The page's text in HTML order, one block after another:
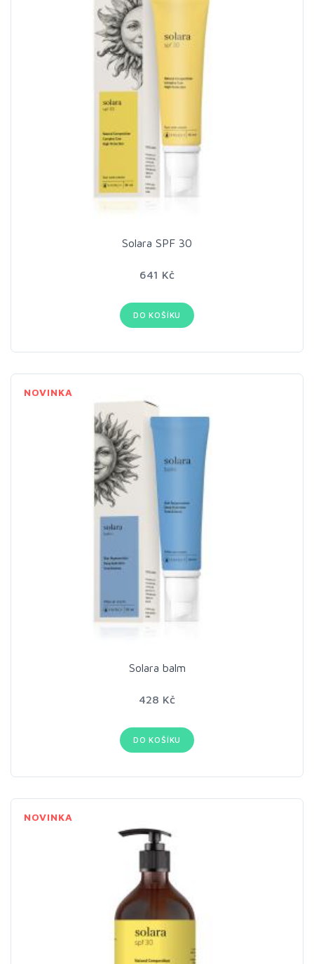
Solara SPF 30
641 Kč
DO KOŠÍKU
NOVINKA
Solara balm
428 Kč
DO KOŠÍKU
NOVINKA